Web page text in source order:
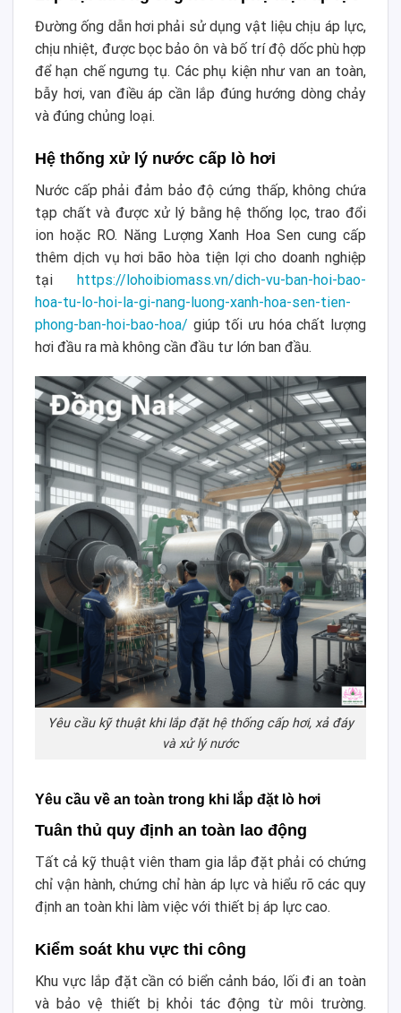
Đường ống dẫn hơi phải sử dụng vật liệu chịu áp lực,
chịu nhiệt, được bọc bảo ôn và bố trí độ dốc phù hợp
để hạn chế ngưng tụ. Các phụ kiện như van an toàn,
bẫy hơi, van điều áp cần lắp đúng hướng dòng chảy
và đúng chủng loại.
Hệ thống xử lý nước cấp lò hơi
Nước cấp phải đảm bảo độ cứng thấp, không chứa
tạp chất và được xử lý bằng hệ thống lọc, trao đổi
ion hoặc RO. Năng Lượng Xanh Hoa Sen cung cấp
thêm dịch vụ hơi bão hòa tiện lợi cho doanh nghiệp
tại https://lohoibiomass.vn/dich-vu-ban-hoi-bao-
hoa-tu-lo-hoi-la-gi-nang-luong-xanh-hoa-sen-tien-
phong-ban-hoi-bao-hoa/ giúp tối ưu hóa chất lượng
hơi đầu ra mà không cần đầu tư lớn ban đầu.
Yêu cầu kỹ thuật khi lắp đặt hệ thống cấp hơi, xả đáy
và xử lý nước
Yêu cầu về an toàn trong khi lắp đặt lò hơi
Tuân thủ quy định an toàn lao động
Tất cả kỹ thuật viên tham gia lắp đặt phải có chứng
chỉ vận hành, chứng chỉ hàn áp lực và hiểu rõ các quy
định an toàn khi làm việc với thiết bị áp lực cao.
Kiểm soát khu vực thi công
Khu vực lắp đặt cần có biển cảnh báo, lối đi an toàn
và bảo vệ thiết bị khỏi tác động từ môi trường.